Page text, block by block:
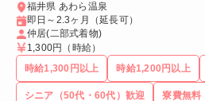
福井県 あわら温泉
即日～2.3ヶ月（延長可）
仲居(二部式着物)
1,300円 （時給）
時給1,300円以上
時給1,200円以上
シニア（50代・60代）歓迎 寮費無料